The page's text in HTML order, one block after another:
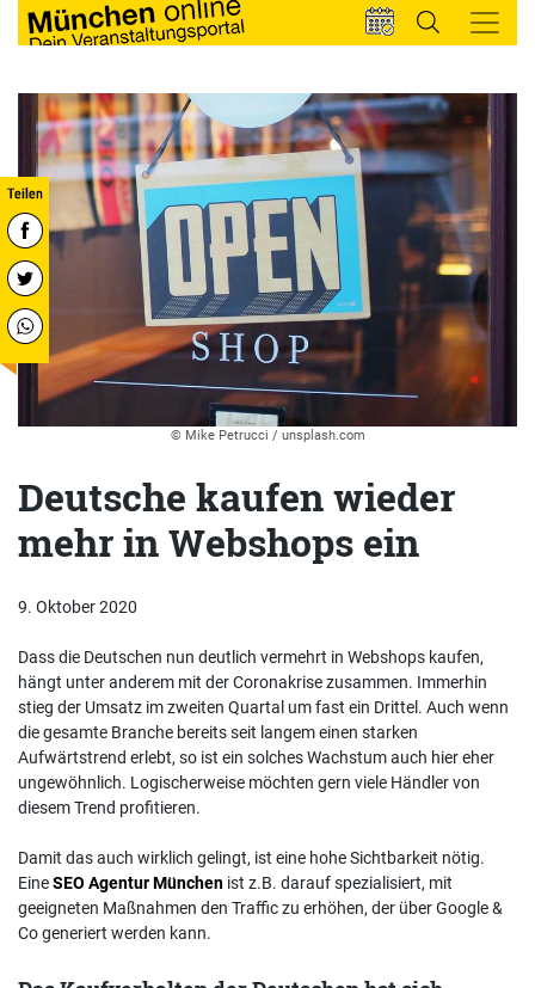
© Mike Petrucci / unsplash.com
Deutsche kaufen wieder
mehr in Webshops ein
9. Oktober 2020
Dass die Deutschen nun deutlich vermehrt in Webshops kaufen,
hängt unter anderem mit der Coronakrise zusammen. Immerhin
stieg der Umsatz im zweiten Quartal um fast ein Drittel. Auch wenn
die gesamte Branche bereits seit langem einen starken
Aufwärtstrend erlebt, so ist ein solches Wachstum auch hier eher
ungewöhnlich. Logischerweise möchten gern viele Händler von
diesem Trend profitieren.
Damit das auch wirklich gelingt, ist eine hohe Sichtbarkeit nötig.
EineSEO Agentur München ist z.B. darauf spezialisiert, mit
geeigneten Maßnahmen den Traffic zu erhöhen, der über Google &
Co generiert werden kann.